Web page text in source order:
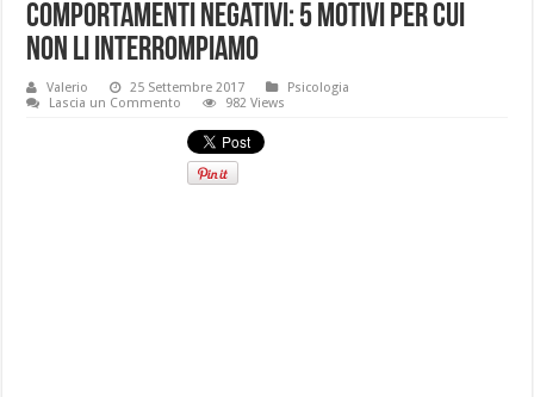
Comportamenti negativi: 5 motivi per cui
non li interrompiamo
Valerio 25 Settembre 2017
Psicologia
Lascia un Commento
982 Views